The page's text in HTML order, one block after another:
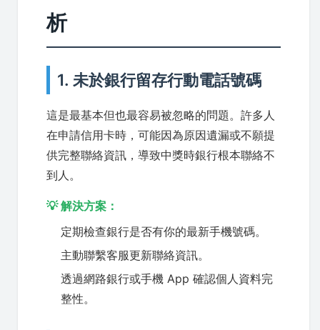
析
1. 未於銀行留存行動電話號碼
這是最基本但也最容易被忽略的問題。許多人
在申請信用卡時，可能因為原因遺漏或不願提
供完整聯絡資訊，導致中獎時銀行根本聯絡不
到人。
💡 解決方案：
定期檢查銀行是否有你的最新手機號碼。
主動聯繫客服更新聯絡資訊。
透過網路銀行或手機 App 確認個人資料完
整性。